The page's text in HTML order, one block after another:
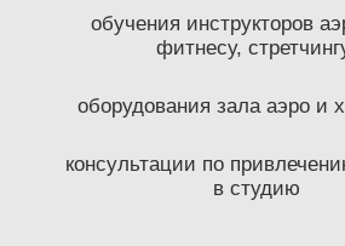
обучения инструкторов
фитнесу,
оборудования зала аэро и
консультации по
в студию